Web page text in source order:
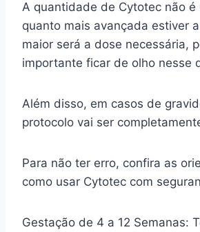
A quantidade de Cytotec não é
quanto mais avançada estiver
maior será a dose necessária,
importante ficar de olho nesse
Além disso, em casos de
protocolo vai ser
Para não ter erro, confira as
como usar Cytotec com
Gestação de 4 a 12 Semanas: